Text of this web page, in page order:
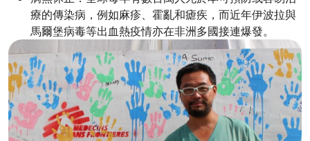
療的傳染病，例如麻疹、霍亂和瘧疾，而近年伊波拉與
馬爾堡病毒等出血熱疫情亦在非洲多國接連爆發。